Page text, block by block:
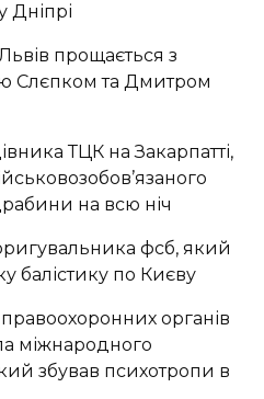
Дніпрі
прощається з
Слєпком та Дмитром
ТЦК на Закарпатті,
на всю ніч
фсб, який
балістику по Києву
органів
міжнародного
збував психотропи в